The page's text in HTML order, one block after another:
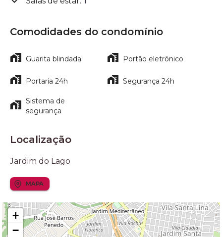
Comodidades do condomínio
Guarita blindada Portão eletrônico
Portaria 24h Segurança 24h
Sistema de
segurança
Localização
Jardim do Lago
MAPA
+
−